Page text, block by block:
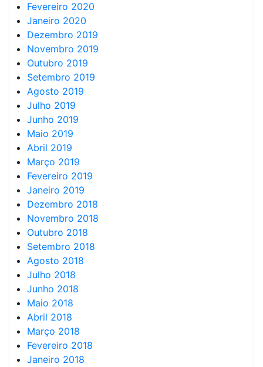
Fevereiro 2020
Janeiro 2020
Dezembro 2019
Novembro 2019
Outubro 2019
Setembro 2019
Agosto 2019
Julho 2019
Junho 2019
Maio 2019
Abril 2019
Março 2019
Fevereiro 2019
Janeiro 2019
Dezembro 2018
Novembro 2018
Outubro 2018
Setembro 2018
Agosto 2018
Julho 2018
Junho 2018
Maio 2018
Abril 2018
Março 2018
Fevereiro 2018
Janeiro 2018